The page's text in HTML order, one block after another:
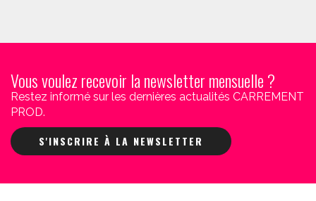
Vous voulez recevoir la newsletter mensuelle ?
Restez informé sur les dernières actualités CARREMENT
PROD.
S'INSCRIRE À LA NEWSLETTER